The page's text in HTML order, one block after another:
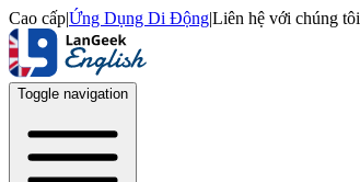
Cao cấp|Ứng Dụng Di Động|Liên hệ với chúng tôi
Toggle navigation